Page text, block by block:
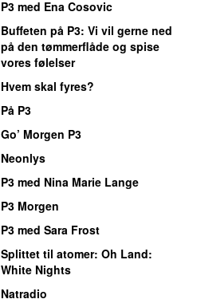
P3 med Ena Cosovic
Buffeten på P3: Vi vil gerne ned
på den tømmerflåde og spise
vores følelser
Hvem skal fyres?
På P3
Go’ Morgen P3
Neonlys
P3 med Nina Marie Lange
P3 Morgen
P3 med Sara Frost
Splittet til atomer: Oh Land:
White Nights
Natradio